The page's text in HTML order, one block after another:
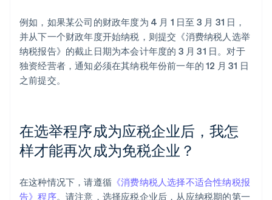
例如，如果某公司的财政年度为 4 月 1 日至 3 月 31 日，
并从下一个财政年度开始纳税，则提交《消费纳税人选举
纳税报告》的截止日期为本会计年度的 3 月 31 日。对于
独资经营者，通知必须在其纳税年份前一年的 12 月 31 日
之前提交。
在选举程序成为应税企业后，我怎
样才能再次成为免税企业？
在这种情况下，请遵循 《消费纳税人选择不适合性纳税报
告》程序。请注意，选择应税企业后，从应纳税期的第一
阿联酋
English
爱沙尼亚
English
奥地利
Deutsch English
English
巴西